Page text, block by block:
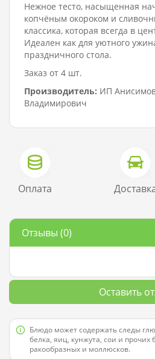
Нежное тесто, насыщенная
копчёным окороком и
классика, которая всегда в
Идеален как для уютного
праздничного стола.
Заказ от 4 шт.
Производитель: ИП
Владимирович
Отзывы (0)
Оставить
Оплата
Блюдо может содержать следы
белка, яиц, кунжута, сои и прочих
ракообразных и моллюсков.